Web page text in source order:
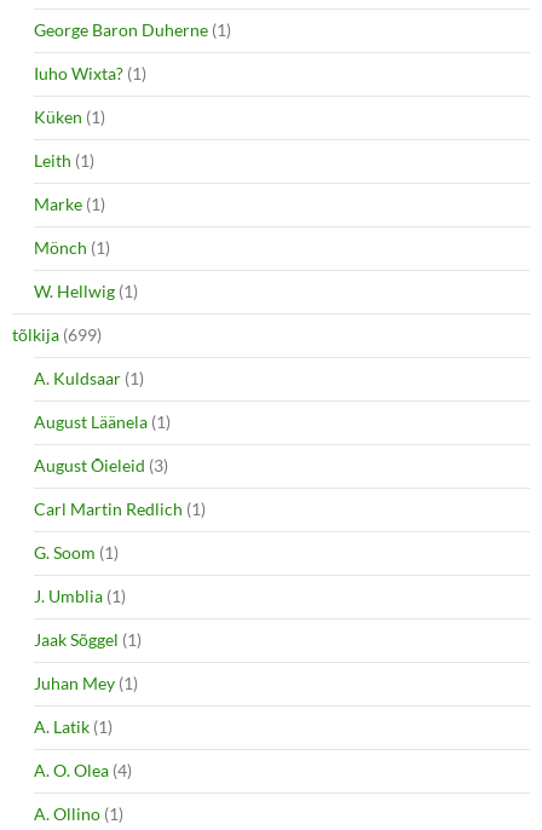
George Baron Duherne (1)
Iuho Wixta? (1)
Küken (1)
Leith (1)
Marke (1)
Mönch (1)
W. Hellwig (1)
tõlkija (699)
A. Kuldsaar (1)
August Läänela (1)
August Õieleid (3)
Carl Martin Redlich (1)
G. Soom (1)
J. Umblia (1)
Jaak Sõggel (1)
Juhan Mey (1)
A. Latik (1)
A. O. Olea (4)
A. Ollino (1)